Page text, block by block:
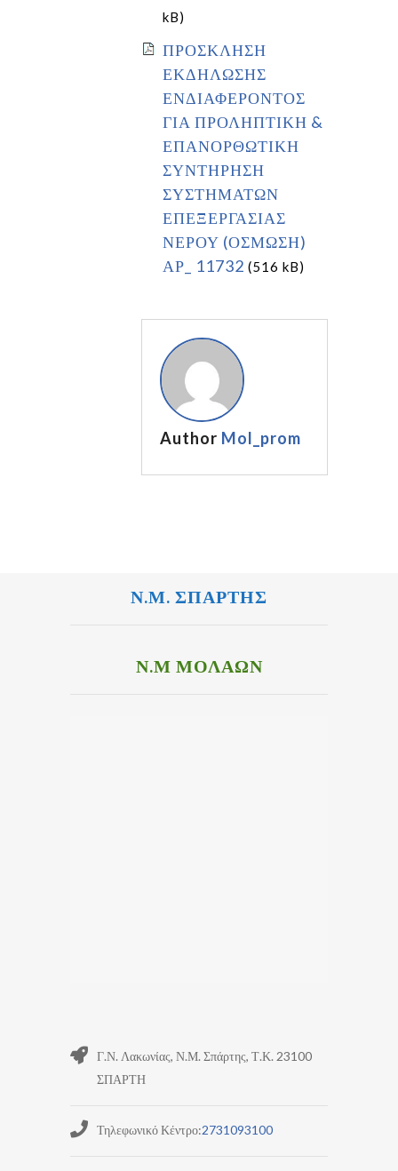
kB)
ΠΡΟΣΚΛΗΣΗ
ΕΚΔΗΛΩΣΗΣ
ΕΝΔΙΑΦΕΡΟΝΤΟΣ
ΓΙΑ ΠΡΟΛΗΠΤΙΚΗ &
ΕΠΑΝΟΡΘΩΤΙΚΗ
ΣΥΝΤΗΡΗΣΗ
ΣΥΣΤΗΜΑΤΩΝ
ΕΠΕΞΕΡΓΑΣΙΑΣ
ΝΕΡΟΥ (ΟΣΜΩΣΗ)
ΑΡ_ 11732 (516 kB)
Author Mol_prom
Ν.Μ. ΣΠΑΡΤΗΣ
Ν.Μ ΜΟΛΑΩΝ
Γ.Ν. Λακωνίας, Ν.Μ. Σπάρτης, Τ.Κ. 23100
ΣΠΑΡΤΗ
Τηλεφωνικό Κέντρο:2731093100